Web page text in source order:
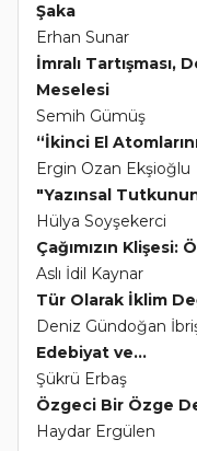
Şaka
Erhan Sunar
İmralı Tartışması,
Meselesi
Semih Gümüş
“İkinci El
Ergin Ozan Ekşioğlu
"Yazınsal
Hülya Soyşekerci
Çağımızın Klişesi:
Aslı İdil Kaynar
Tür Olarak İklim
Deniz Gündoğan
Edebiyat ve...
Şükrü Erbaş
Özgeci Bir Özge
Haydar Ergülen